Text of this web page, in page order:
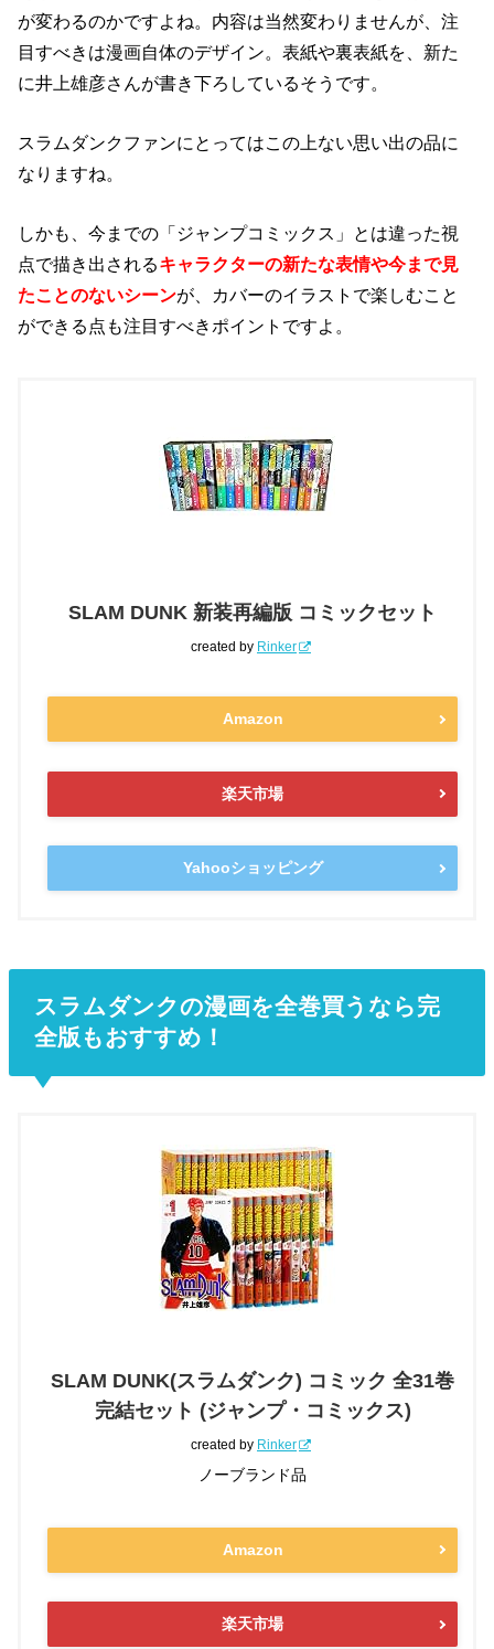
が変わるのかですよね。内容は当然変わりませんが、注
目すべきは漫画自体のデザイン。表紙や裏表紙を、新た
に井上雄彦さんが書き下ろしているそうです。
スラムダンクファンにとってはこの上ない思い出の品に
なりますね。
しかも、今までの「ジャンプコミックス」とは違った視
点で描き出されるキャラクターの新たな表情や今まで見
たことのないシーンが、カバーのイラストで楽しむこと
ができる点も注目すべきポイントですよ。
SLAM DUNK 新装再編版 コミックセット
created by Rinker
Amazon
楽天市場
Yahooショッピング
スラムダンクの漫画を全巻買うなら完
全版もおすすめ！
SLAM DUNK(スラムダンク) コミック 全31巻
完結セット (ジャンプ・コミックス)
created by Rinker
ノーブランド品
Amazon
楽天市場